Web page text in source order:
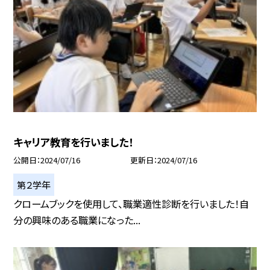
キャリア教育を行いました！
公開日 2024/07/16 更新日 2024/07/16
第２学年
クロームブックを使用して、職業適性診断を行いました！自
分の興味のある職業になった...